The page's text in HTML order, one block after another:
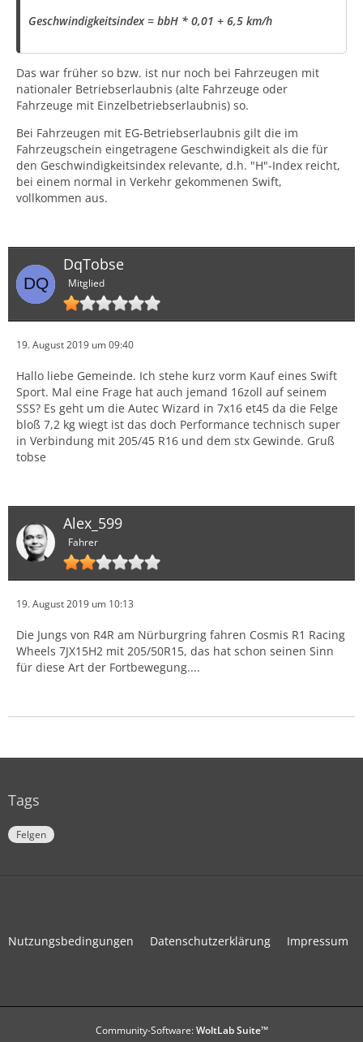
Geschwindigkeitsindex = bbH * 0,01 + 6,5 km/h
Das war früher so bzw. ist nur noch bei Fahrzeugen mit
nationaler Betriebserlaubnis (alte Fahrzeuge oder
Fahrzeuge mit Einzelbetriebserlaubnis) so.
Bei Fahrzeugen mit EG-Betriebserlaubnis gilt die im
Fahrzeugschein eingetragene Geschwindigkeit als die für
den Geschwindigkeitsindex relevante, d.h. "H"-Index reicht,
bei einem normal in Verkehr gekommenen Swift,
vollkommen aus.
DqTobse
Mitglied
19. August 2019 um 09:40
Hallo liebe Gemeinde. Ich stehe kurz vorm Kauf eines Swift
Sport. Mal eine Frage hat auch jemand 16zoll auf seinem
SSS? Es geht um die Autec Wizard in 7x16 et45 da die Felge
bloß 7,2 kg wiegt ist das doch Performance technisch super
in Verbindung mit 205/45 R16 und dem stx Gewinde. Gruß
tobse
Alex_599
Fahrer
19. August 2019 um 10:13
Die Jungs von R4R am Nürburgring fahren Cosmis R1 Racing
Wheels 7JX15H2 mit 205/50R15, das hat schon seinen Sinn
für diese Art der Fortbewegung....
Tags
Felgen
Nutzungsbedingungen Datenschutzerklärung Impressum
Community-Software:WoltLab Suite™